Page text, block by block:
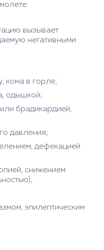
вызывает
негативными
кома в горле;
одышкой;
брадикардией,
давления;
дефекацией
снижением
эпилептическим